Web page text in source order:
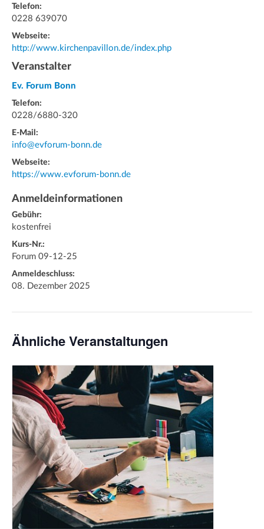
Telefon:
0228 639070
Webseite:
http://www.kirchenpavillon.de/index.php
Veranstalter
Ev. Forum Bonn
Telefon:
0228/6880-320
E-Mail:
info@evforum-bonn.de
Webseite:
https://www.evforum-bonn.de
Anmeldeinformationen
Gebühr:
kostenfrei
Kurs-Nr.:
Forum 09-12-25
Anmeldeschluss:
08. Dezember 2025
Ähnliche Veranstaltungen
Bildrechte: stocksnap (c) PixabayFree